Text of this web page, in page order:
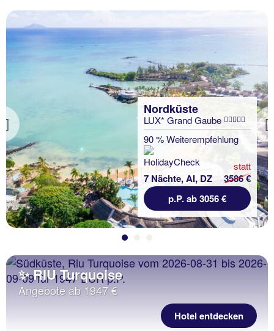
Previous
Nordküste
LUX* Grand Gaube
90 % Weiterempfehlung
7 Nächte, AI, DZ
statt
3586 €
p.P. ab 3056 €
✨ RIU Turquoise
Angebote ab 1947 €
Hotel entdecken